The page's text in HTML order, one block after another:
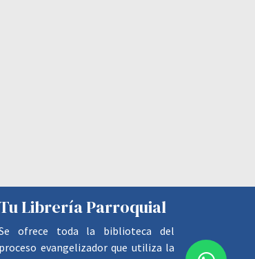
Tu Librería Parroquial
ofrece toda la biblioteca del
proceso evangelizador que utiliza la